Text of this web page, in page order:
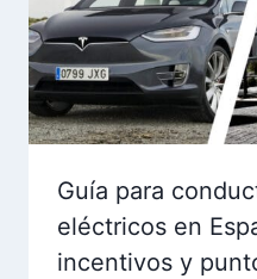
Guía para
eléctricos en
incentivos y